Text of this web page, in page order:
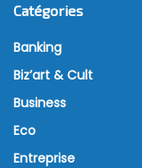
Catégories
Banking
Biz’art & Cult
Business
Eco
Entreprise